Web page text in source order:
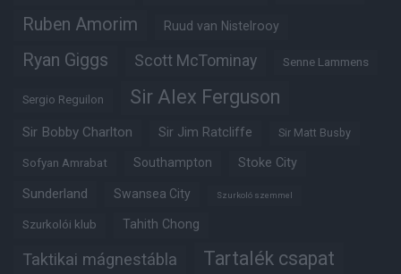
Ruben Amorim Ruud van Nistelrooy
Ryan Giggs Scott McTominay Senne Lammens
Sergio Reguilon Sir Alex Ferguson
Sir Bobby Charlton Sir Jim Ratcliffe Sir Matt Busby
Sofyan Amrabat Southampton Stoke City
Sunderland Swansea City Szurkoló szemmel
Szurkolói klub Tahith Chong
Taktikai mágnestábla Tartalék csapat